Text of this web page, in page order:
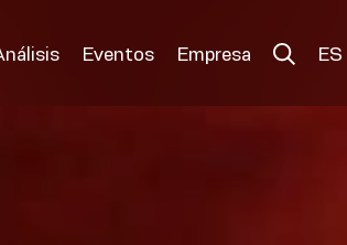
Eventos Empresa ES